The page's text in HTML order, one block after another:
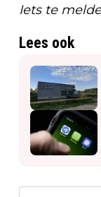
Iets te
Lees ook